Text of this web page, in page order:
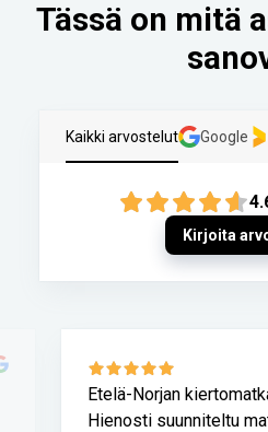
Tässä on mitä
Kaikki arvostelut Google
Kirjoita
Etelä-Norjan
Hienosti suunniteltu